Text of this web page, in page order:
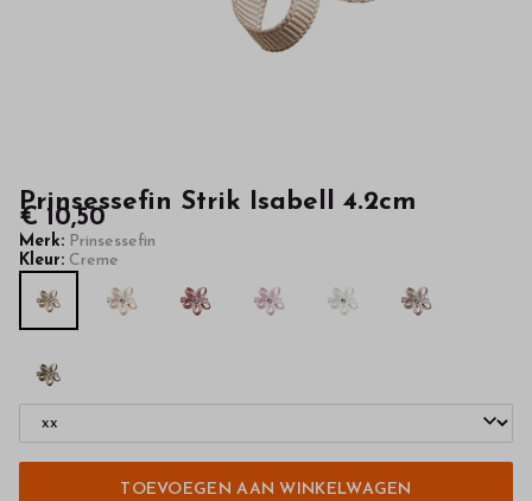
Prinsessefin Strik Isabell 4.2cm
€ 10,50
Merk: Prinsessefin
Kleur: Creme
TOEVOEGEN AAN WINKELWAGEN